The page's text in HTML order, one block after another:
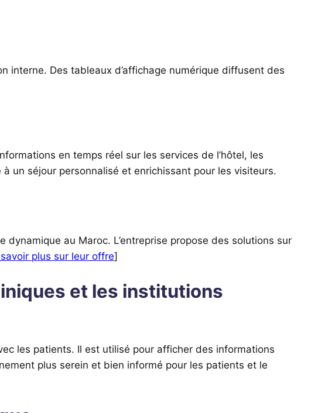
interne. Des tableaux d’affichage numérique diffusent des
en temps réel sur les services de l’hôtel, les
un séjour personnalisé et enrichissant pour les visiteurs.
au Maroc. L’entreprise propose des solutions sur
savoir plus sur leur offre]
et les institutions
les patients. Il est utilisé pour afficher des informations
plus serein et bien informé pour les patients et le